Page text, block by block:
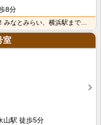
8分
室
山駅 徒歩5分